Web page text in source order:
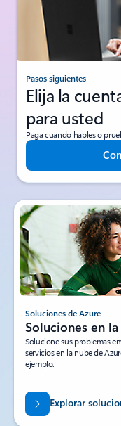
Pasos siguientes
Elija la
para usted
Paga cuando hables o
Soluciones de Azure
Soluciones en
Solucione sus problemas
servicios en la nube de
ejemplo.
Explorar